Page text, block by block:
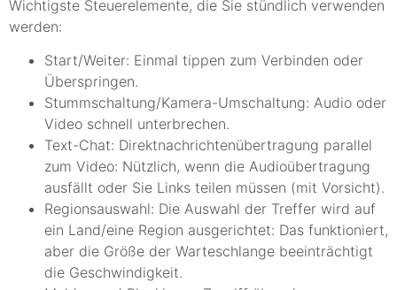
Wichtigste Steuerelemente, die Sie stündlich verwenden
werden:
Start/Weiter: Einmal tippen zum Verbinden oder
Überspringen.
Stummschaltung/Kamera-Umschaltung: Audio oder
Video schnell unterbrechen.
Text-Chat: Direktnachrichtenübertragung parallel
zum Video: Nützlich, wenn die Audioübertragung
ausfällt oder Sie Links teilen müssen (mit Vorsicht).
Regionsauswahl: Die Auswahl der Treffer wird auf
ein Land/eine Region ausgerichtet: Das funktioniert,
aber die Größe der Warteschlange beeinträchtigt
die Geschwindigkeit.